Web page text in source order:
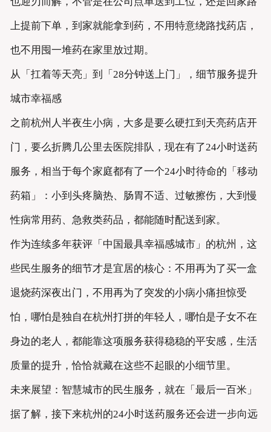
上提前下单，到家就能拿到药，不用特意绕路找药店，
也不用囤一堆药在家里放过期。
从「扛着等天亮」到「28分钟送上门」，细节服务提升
城市幸福感
之前杭州人半夜生小病，大多是要么硬扛到天亮药店开
门，要么折腾几公里去医院排队，现在有了24小时送药
服务，相当于每个家庭都有了一个24小时待命的「移动
药箱」：小到头疼脑热、肠胃不适、过敏擦伤，大到慢
性病常用药、急救类药品，都能随时配送到家。
作为连续多年获评「中国最具幸福感城市」的杭州，这
些民生服务的细节才是宜居的核心：不用再为了买一盒
退烧药深夜出门，不用再为了突发的小病小痛担惊受
怕，哪怕是独自在杭州打拼的年轻人，哪怕是子女不在
身边的老人，都能靠这项服务获得稳稳的平安感，生活
质量的提升，恰恰就藏在这些不起眼的小细节里。
未来展望：智慧城市的民生服务，就在「最后一百米」
据了解，接下来杭州的24小时送药服务还会进一步向远